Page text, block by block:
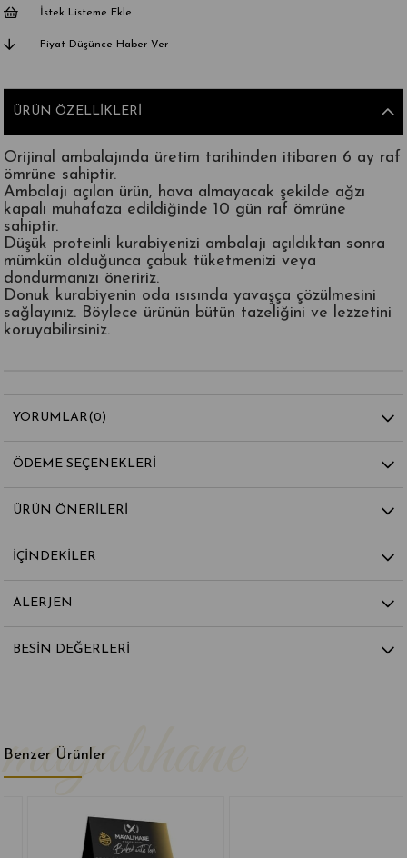
İstek Listeme Ekle
Fiyat Düşünce Haber Ver
ÜRÜN ÖZELLIKLERI
Orijinal ambalajında üretim tarihinden itibaren 6 ay raf
ömrüne sahiptir.
Ambalajı açılan ürün, hava almayacak şekilde ağzı
kapalı muhafaza edildiğinde 10 gün raf ömrüne
sahiptir.
Düşük proteinli kurabiyenizi ambalajı açıldıktan sonra
mümkün olduğunca çabuk tüketmenizi veya
dondurmanızı öneririz.
Donuk kurabiyenin oda ısısında yavaşça çözülmesini
sağlayınız. Böylece ürünün bütün tazeliğini ve lezzetini
koruyabilirsiniz.
YORUMLAR(0)
ÖDEME SEÇENEKLERI
ÜRÜN ÖNERILERI
İÇİNDEKİLER
ALERJEN
BESİN DEĞERLERİ
Benzer Ürünler